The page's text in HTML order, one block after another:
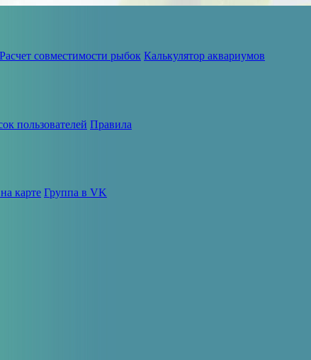
Расчет совместимости рыбок Калькулятор аквариумов
пользователей Правила
карте Группа в VK